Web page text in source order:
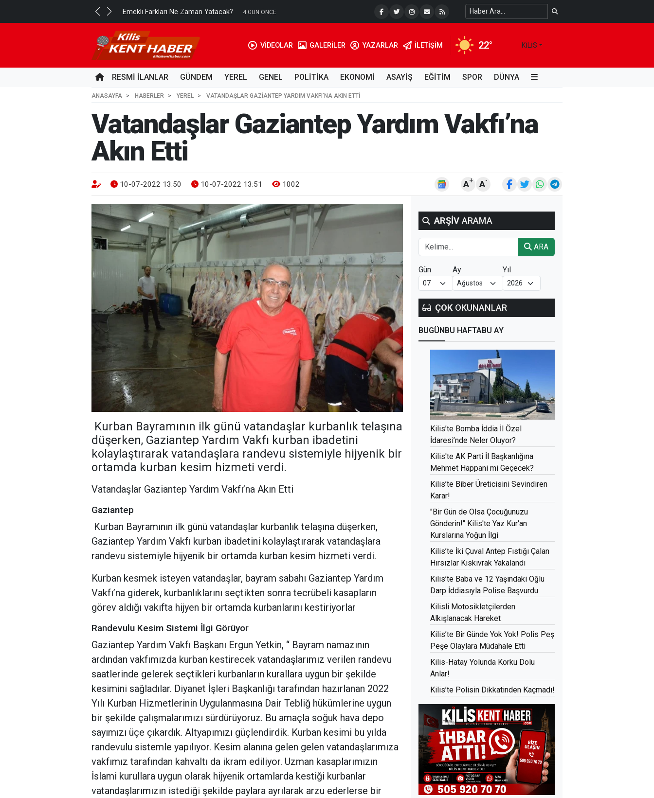
Emekli Farkları Ne Zaman Yatacak? 4 GÜN ÖNCE Su Kuyusu Temiz Suya Erişimde Kalıcı Bir Çözüm
VİDEOLAR GALERİLER YAZARLAR İLETIŞIM 22° KILIS
RESMİ İLANLAR GÜNDEM YEREL GENEL POLİTİKA EKONOMİ ASAYİŞ EĞİTİM SPOR DÜNYA
ANASAYFA HABERLER YEREL VATANDAŞLAR GAZIANTEP YARDIM VAKFI’NA AKIN ETTI
Vatandaşlar Gaziantep Yardım Vakfı’na
Akın Etti
10-07-2022 13:50 10-07-2022 13:51 1002 A+ A-
Kurban Bayramının ilk günü vatandaşlar kurbanlık telaşına
düşerken, Gaziantep Yardım Vakfı kurban ibadetini
kolaylaştırarak vatandaşlara randevu sistemiyle hijyenik bir
ortamda kurban kesim hizmeti verdi.
Vatandaşlar Gaziantep Yardım Vakfı’na Akın Etti
Gaziantep
Kurban Bayramının ilk günü vatandaşlar kurbanlık telaşına düşerken,
Gaziantep Yardım Vakfı kurban ibadetini kolaylaştırarak vatandaşlara
randevu sistemiyle hijyenik bir ortamda kurban kesim hizmeti verdi.
Kurban kesmek isteyen vatandaşlar, bayram sabahı Gaziantep Yardım
Vakfı’na giderek, kurbanlıklarını seçtikten sonra tecrübeli kasapların
görev aldığı vakıfta hijyen bir ortamda kurbanlarını kestiriyorlar
Randevulu Kesim Sistemi İlgi Görüyor
Gaziantep Yardım Vakfı Başkanı Ergun Yetkin, “ Bayram namazının
ardından vakfımızda kurban kestirecek vatandaşlarımız verilen randevu
saatlerinde gelerek seçtikleri kurbanların kurallara uygun bir şekilde
kesimini sağladılar. Diyanet İşleri Başkanlığı tarafından hazırlanan 2022
Yılı Kurban Hizmetlerinin Uygulanmasına Dair Tebliğ hükümlerine uygun
bir şekilde çalışmalarımızı sürdürüyoruz. Bu amaçla soğuk hava depo
sayımızı üçe çıkardık. Altyapımızı güçlendirdik. Kurban kesimi bu yılda
randevulu sistemle yapılıyor. Kesim alanına gelen gelen vatandaşlarımıza
vakfımız tarafından kahvaltı da ikram ediliyor. Uzman kasaplarımızın
İslami kurullara uygun olarak hijyenik ortamlarda kestiği kurbanlar
vatandaşlarımızın istediği şekilde paylara ayrılarak arzu ederlerse bir
ARŞİV ARAMA
ARA
Gün Ay Yıl
ÇOK OKUNANLAR
BUGÜNBU HAFTABU AY
Kilis’te Bomba İddia İl Özel
İdaresi’nde Neler Oluyor?
Kilis'te AK Parti İl Başkanlığına
Mehmet Happani mi Geçecek?
Kilis’te Biber Üreticisini Sevindiren
Karar!
"Bir Gün de Olsa Çocuğunuzu
Gönderin!" Kilis'te Yaz Kur'an
Kurslarına Yoğun İlgi
Kilis’te İki Çuval Antep Fıstığı Çalan
Hırsızlar Kıskıvrak Yakalandı
Kilis’te Baba ve 12 Yaşındaki Oğlu
Darp İddiasıyla Polise Başvurdu
Kilisli Motosikletçilerden
Alkışlanacak Hareket
Kilis’te Bir Günde Yok Yok! Polis Peş
Peşe Olaylara Müdahale Etti
Kilis-Hatay Yolunda Korku Dolu
Anlar!
Kilis’te Polisin Dikkatinden Kaçmadı!